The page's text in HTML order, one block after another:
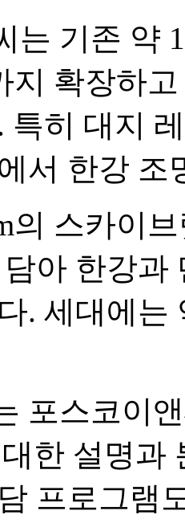
는 기존 약
지 확장하
특히 대지
서 한강 조
의 스카이
아 한강과
. 세대에는
포스코이
한 설명과
프로그램